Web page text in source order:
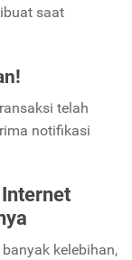
saat
telah
notifikasi
kelebihan,